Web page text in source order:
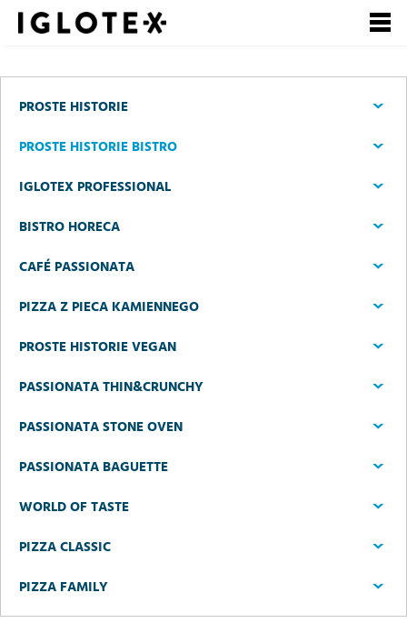
Zaloguj się
się opłaca!
dla Partnerów Biznesowych +
Nasze marki +
o Grupie +
PROSTE HISTORIE
PROSTE HISTORIE BISTRO
IGLOTEX PROFESSIONAL
BISTRO HORECA
CAFÉ PASSIONATA
PIZZA Z PIECA KAMIENNEGO
PROSTE HISTORIE VEGAN
PASSIONATA THIN&CRUNCHY
PASSIONATA STONE OVEN
PASSIONATA BAGUETTE
WORLD OF TASTE
PIZZA CLASSIC
PIZZA FAMILY